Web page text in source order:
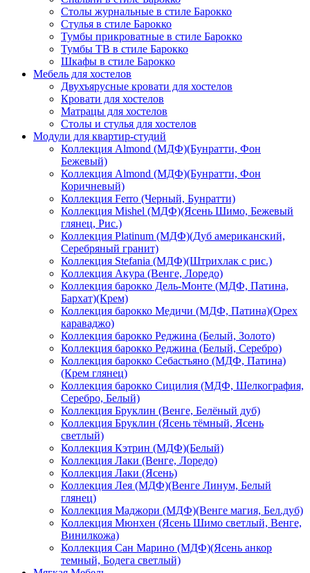
Столы журнальные в стиле Барокко
Стулья в стиле Барокко
Тумбы прикроватные в стиле Барокко
Тумбы ТВ в стиле Барокко
Шкафы в стиле Барокко
Мебель для хостелов
Двухъярусные кровати для хостелов
Кровати для хостелов
Матрацы для хостелов
Столы и стулья для хостелов
Модули для квартир-студий
Коллекция Almond (МДФ)(Бунратти, Фон
Бежевый)
Коллекция Almond (МДФ)(Бунратти, Фон
Коричневый)
Коллекция Ferro (Черный, Бунратти)
Коллекция Mishel (МДФ)(Ясень Шимо, Бежевый
глянец, Рис.)
Коллекция Platinum (МДФ)(Дуб американский,
Серебряный гранит)
Коллекция Stefania (МДФ)(Штрихлак с рис.)
Коллекция Акура (Венге, Лоредо)
Коллекция барокко Дель-Монте (МДФ, Патина,
Бархат)(Крем)
Коллекция барокко Медичи (МДФ, Патина)(Орех
караваджо)
Коллекция барокко Реджина (Белый, Золото)
Коллекция барокко Реджина (Белый, Серебро)
Коллекция барокко Себастьяно (МДФ, Патина)
(Крем глянец)
Коллекция барокко Сицилия (МДФ, Шелкография,
Серебро, Белый)
Коллекция Бруклин (Венге, Белёный дуб)
Коллекция Бруклин (Ясень тёмный, Ясень
светлый)
Коллекция Кэтрин (МДФ)(Белый)
Коллекция Лаки (Венге, Лоредо)
Коллекция Лаки (Ясень)
Коллекция Лея (МДФ)(Венге Линум, Белый
глянец)
Коллекция Маджори (МДФ)(Венге магия, Бел.дуб)
Коллекция Мюнхен (Ясень Шимо светлый, Венге,
Винилкожа)
Коллекция Сан Марино (МДФ)(Ясень анкор
темный, Бодега светлый)